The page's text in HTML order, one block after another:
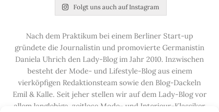
Folgt uns auch auf Instagram
Nach dem Praktikum bei einem Berliner Start-up
gründete die Journalistin und promovierte Germanistin
Daniela Uhrich den Lady-Blog im Jahr 2010. Inzwischen
besteht der Mode- und Lifestyle-Blog aus einem
vierköpfigen Redaktionsteam sowie den Blog-Dackeln
Emil & Kalle. Seit jeher stellen wir auf dem Lady-Blog vor
allem langlebige, zeitlose Mode- und Interieur-Klassiker